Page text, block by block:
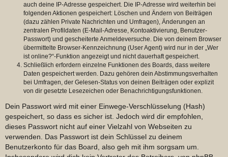
auch deine IP-Adresse gespeichert. Die IP-Adresse wird weiterhin bei
folgenden Aktionen gespeichert: Löschen und Ändern von Beiträgen
(dazu zählen Private Nachrichten und Umfragen), Änderungen an
zentralen Profildaten (E-Mail-Adresse, Kontoaktivierung, Benutzer-
Passwort) und gescheiterte Anmeldeversuche. Die von deinem Browser
übermittelte Browser-Kennzeichnung (User Agent) wird nur in der „Wer
ist online?“-Funktion angezeigt und nicht dauerhaft gespeichert.
Schließlich erfordern einzelne Funktionen des Boards, dass weitere
Daten gespeichert werden. Dazu gehören dein Abstimmungsverhalten
bei Umfragen, der Gelesen-Status von deinen Beiträgen oder explizit
von dir gesetzte Lesezeichen oder Benachrichtigungsfunktionen.
Dein Passwort wird mit einer Einwege-Verschlüsselung (Hash)
gespeichert, so dass es sicher ist. Jedoch wird dir empfohlen,
dieses Passwort nicht auf einer Vielzahl von Webseiten zu
verwenden. Das Passwort ist dein Schlüssel zu deinem
Benutzerkonto für das Board, also geh mit ihm sorgsam um.